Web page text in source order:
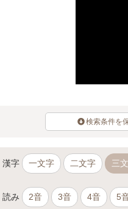
検索条件を
漢字 一文字 二文字 三
読み 2音 3音 4音 5